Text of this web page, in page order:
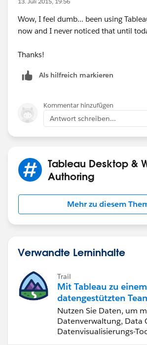
Wow, I feel dumb... been using
now and I never noticed that until
Thanks!
Als hilfreich markieren
Kommentar hinzufügen
Antwort schreiben...
Tableau Desktop &
Authoring
Mehr zu diesem
Verwandte Lerninhalte
Trail
Mit Tableau zu einem
datengestützten
werden
Nutzen Sie Daten, um
Datenverwaltung, Data
Datenvisualisierungs-